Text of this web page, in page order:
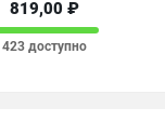
819,00 ₽
423 доступно